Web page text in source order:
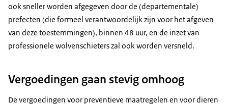
ook sneller worden afgegeven door de (departementale)
prefecten (die formeel verantwoordelijk zijn voor het afgeven
van deze toestemmingen), binnen 48 uur, en de inzet van
professionele wolvenschieters zal ook worden versneld.
Vergoedingen gaan stevig omhoog
De vergoedingen voor preventieve maatregelen en voor dieren